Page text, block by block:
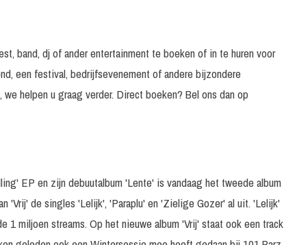
band, dj of ander entertainment te boeken of in te huren voor
een festival, bedrijfsevenement of andere bijzondere
helpen u graag verder. Direct boeken? Bel ons dan op
EP en zijn debuutalbum 'Lente' is vandaag het tweede album
'Vrij' de singles 'Lelijk', 'Paraplu' en 'Zielige Gozer' al uit. 'Lelijk'
1 miljoen streams. Op het nieuwe album 'Vrij' staat ook een track